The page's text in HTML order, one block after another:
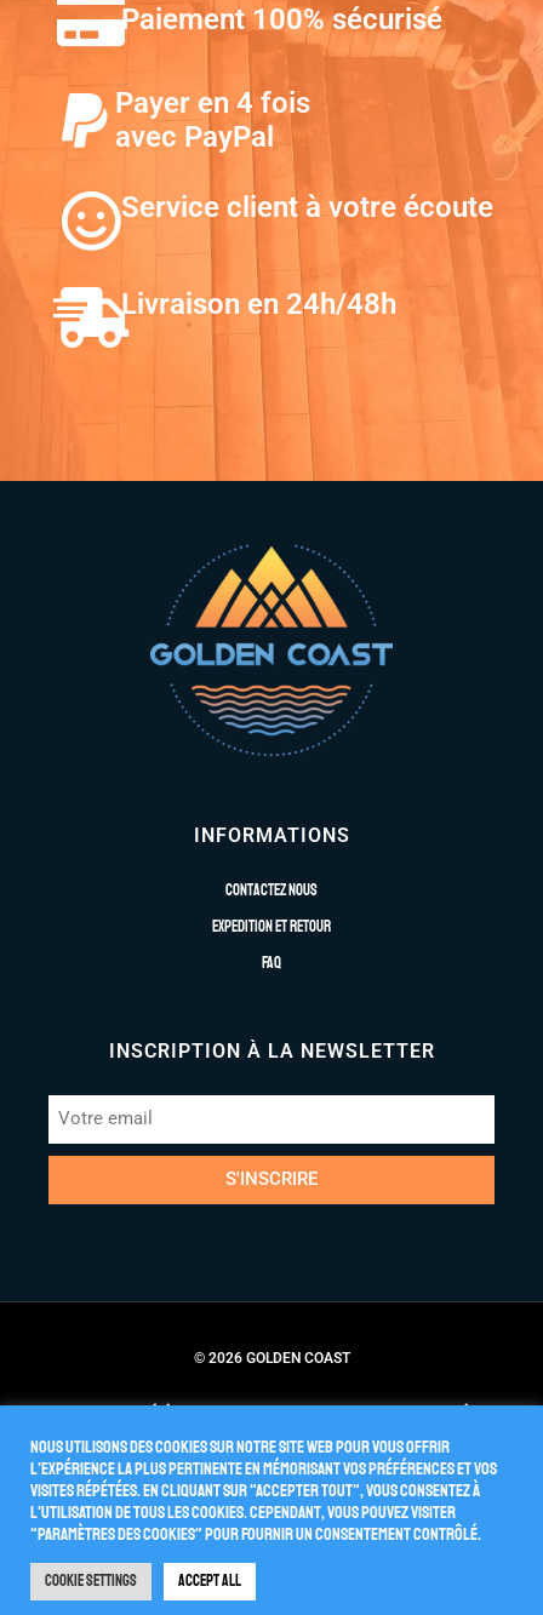
Paiement 100% sécurisé
Payer en 4 fois
avec PayPal
Service client à votre écoute
Livraison en 24h/48h
INFORMATIONS
Contactez nous
Expedition et retour
FAQ
INSCRIPTION À LA NEWSLETTER
S'INSCRIRE
© 2026 GOLDEN COAST
Nous utilisons des cookies sur notre site Web pour vous offrir
l'expérience la plus pertinente en mémorisant vos préférences et vos
visites répétées. En cliquant sur "Accepter tout", vous consentez à
l'utilisation de TOUS les cookies. Cependant, vous pouvez visiter
"Paramètres des cookies" pour fournir un consentement contrôlé.
Cookie Settings Accept All